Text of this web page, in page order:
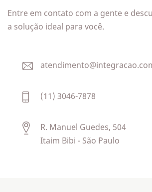
Entre em contato com a gente e
a solução ideal para você.
(11) 3046-7878
R. Manuel Guedes, 504
Itaim Bibi - São Paulo